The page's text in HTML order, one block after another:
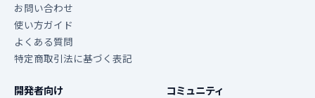
お問い合わせ
使い方ガイド
よくある質問
特定商取引法に基づく表記
開発者向け コミュニティ